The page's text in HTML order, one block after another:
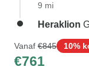
9 mi
Heraklion
Vanaf €845 10%
€761